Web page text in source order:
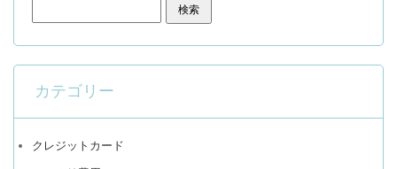
カテゴリー
クレジットカード